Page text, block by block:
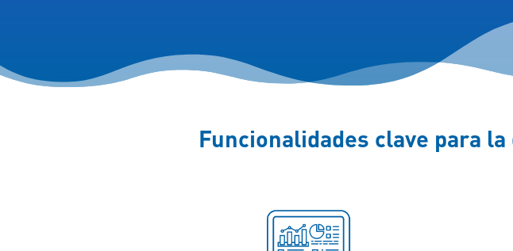
Funcionalidades clave para